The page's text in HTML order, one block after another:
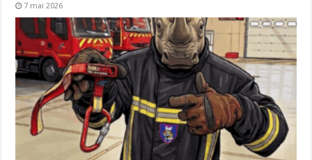
7 mai 2026